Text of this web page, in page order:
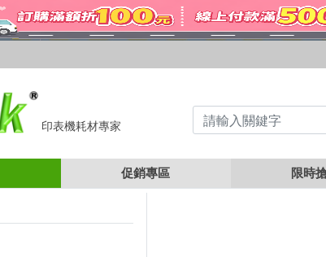
印表機耗材專家
促銷專區 限時
hp 彩色碳粉匣 w2040a~w2043a HP W2041A 原廠藍色碳粉匣